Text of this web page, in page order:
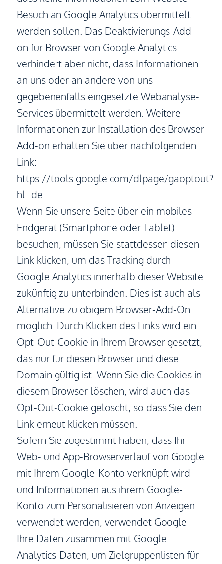
Besuch an Google Analytics übermittelt
werden sollen. Das Deaktivierungs-Add-
on für Browser von Google Analytics
verhindert aber nicht, dass Informationen
an uns oder an andere von uns
gegebenenfalls eingesetzte Webanalyse-
Services übermittelt werden. Weitere
Informationen zur Installation des Browser
Add-on erhalten Sie über nachfolgenden
Link:
https://tools.google.com/dlpage/gaoptout?
hl=de
Wenn Sie unsere Seite über ein mobiles
Endgerät (Smartphone oder Tablet)
besuchen, müssen Sie stattdessen diesen
Link klicken, um das Tracking durch
Google Analytics innerhalb dieser Website
zukünftig zu unterbinden. Dies ist auch als
Alternative zu obigem Browser-Add-On
möglich. Durch Klicken des Links wird ein
Opt-Out-Cookie in Ihrem Browser gesetzt,
das nur für diesen Browser und diese
Domain gültig ist. Wenn Sie die Cookies in
diesem Browser löschen, wird auch das
Opt-Out-Cookie gelöscht, so dass Sie den
Link erneut klicken müssen.
Sofern Sie zugestimmt haben, dass Ihr
Web- und App-Browserverlauf von Google
mit Ihrem Google-Konto verknüpft wird
und Informationen aus ihrem Google-
Konto zum Personalisieren von Anzeigen
verwendet werden, verwendet Google
Ihre Daten zusammen mit Google
Analytics-Daten, um Zielgruppenlisten für